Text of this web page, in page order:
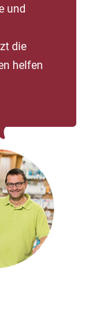
und
die
helfen